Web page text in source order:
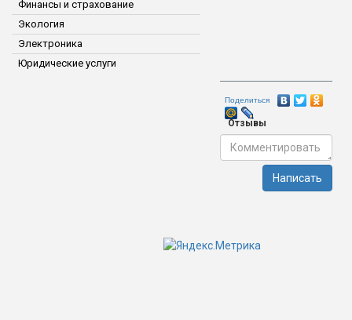
Финансы и страхование
Экология
Электроника
Юридические услуги
Поделиться
Отзывы
Написать